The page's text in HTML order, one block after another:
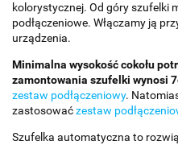
kolorystycznej. Od góry szufelki
podłączeniowe. Włączamy ją
urządzenia.
Minimalna wysokość cokołu
zamontowania szufelki wynosi
zestaw podłączeniowy.
zastosowaćzestaw
Szufelka automatyczna to